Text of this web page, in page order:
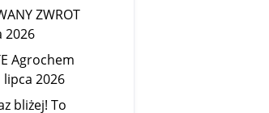
ZWROT
2026
Agrochem
lipca 2026
bliżej! To